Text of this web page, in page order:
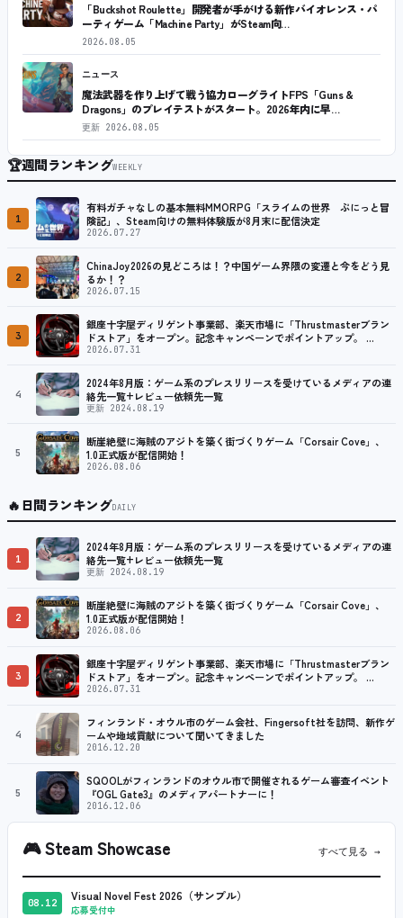
「Buckshot Roulette」開発者が手がける新作バイオレンス・パ
ーティゲーム「Machine Party」がSteam向…
2026.08.05
ニュース
魔法武器を作り上げて戦う協力ローグライトFPS「Guns &
Dragons」のプレイテストがスタート。2026年内に早…
更新 2026.08.05
🏆週間ランキングWEEKLY
1
有料ガチャなしの基本無料MMORPG「スライムの世界 ぷにっと冒
険記」、Steam向けの無料体験版が8月末に配信決定
2026.07.27
2
ChinaJoy2026の見どころは！？中国ゲーム界隈の変遷と今をどう見
るか！？
2026.07.15
3
銀座十字屋ディリゲント事業部、楽天市場に「Thrustmasterブラン
ドストア」をオープン。記念キャンペーンでポイントアップ。 …
2026.07.31
4
2024年8月版：ゲーム系のプレスリリースを受けているメディアの連
絡先一覧+レビュー依頼先一覧
更新 2024.08.19
5
断崖絶壁に海賊のアジトを築く街づくりゲーム「Corsair Cove」、
1.0正式版が配信開始！
2026.08.06
🔥日間ランキングDAILY
1
2024年8月版：ゲーム系のプレスリリースを受けているメディアの連
絡先一覧+レビュー依頼先一覧
更新 2024.08.19
2
断崖絶壁に海賊のアジトを築く街づくりゲーム「Corsair Cove」、
1.0正式版が配信開始！
2026.08.06
3
銀座十字屋ディリゲント事業部、楽天市場に「Thrustmasterブラン
ドストア」をオープン。記念キャンペーンでポイントアップ。 …
2026.07.31
4
フィンランド・オウル市のゲーム会社、Fingersoft社を訪問、新作ゲ
ームや地域貢献について聞いてきました
2016.12.20
5
SQOOLがフィンランドのオウル市で開催されるゲーム審査イベント
『OGL Gate3』のメディアパートナーに！
2016.12.06
🎮Steam Showcase すべて見る →
08.12 Visual Novel Fest 2026（サンプル）
応募受付中